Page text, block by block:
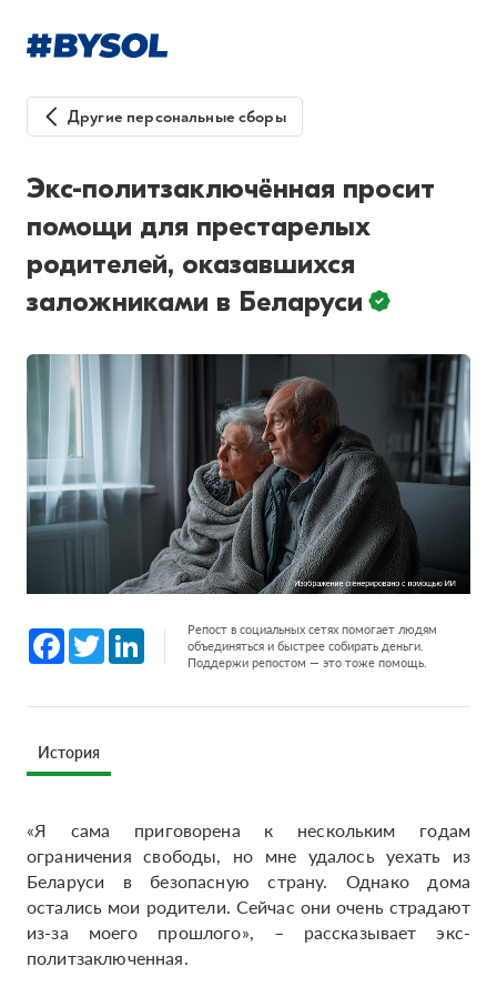
Другие персональные сборы
Экс-политзаключённая просит
помощи для престарелых
родителей, оказавшихся
заложниками в Беларуси
Facebook
Twitter LinkedInРепост в социальных сетях помогает людям
объединяться и быстрее собирать деньги.
Поддержи репостом — это тоже помощь.
История
«Я сама приговорена к нескольким годам
ограничения свободы, но мне удалось уехать из
Беларуси в безопасную страну. Однако дома
остались мои родители. Сейчас они очень страдают
из-за моего прошлого», – рассказывает экс-
политзаключенная.